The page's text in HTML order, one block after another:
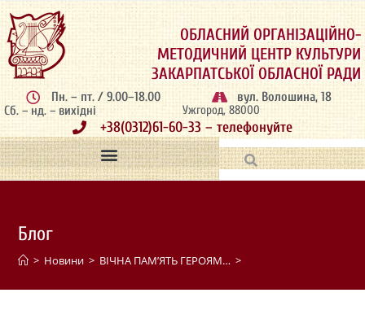
ОБЛАСНИЙ ОРГАНІЗАЦІЙНО-
МЕТОДИЧНИЙ ЦЕНТР КУЛЬТУРИ
ЗАКАРПАТСЬКОЇ ОБЛАСНОЇ РАДИ
Пн. – пт. / 9.00–18.00
Сб. – нд. – вихідні
вул. Волошина, 18
Ужгород, 88000
+38(0312)61-60-33 – телефонуйте
Блог
> Новини > ВІЧНА ПАМ’ЯТЬ ГЕРОЯМ… >